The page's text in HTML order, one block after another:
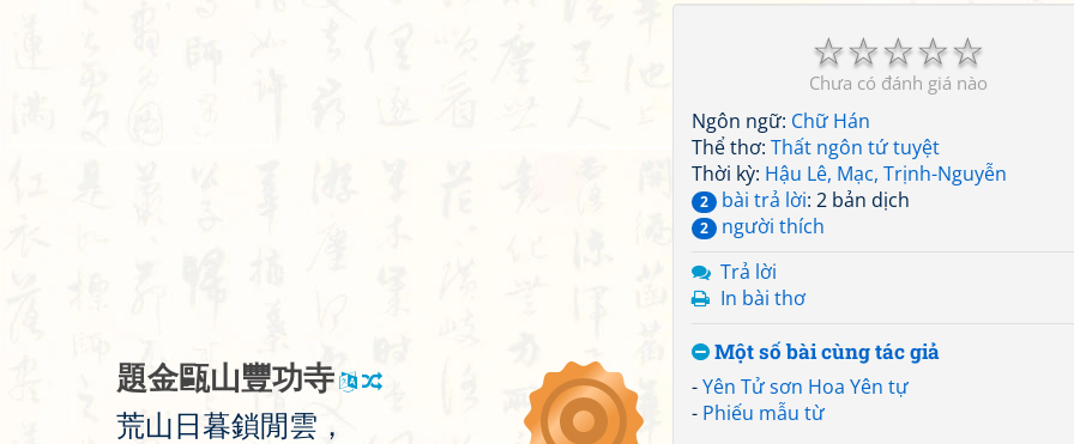
☆
☆
☆
☆
☆
Chưa có đánh giá nào
Ngôn ngữ: Chữ Hán
Thể thơ: Thất ngôn tứ tuyệt
Thời kỳ: Hậu Lê, Mạc, Trịnh-Nguyễn
2 bài trả lời: 2 bản dịch
2
người thích
Trả lời
In bài thơ
Một số bài cùng tác giả
-Yên Tử sơn Hoa Yên tự
- Phiếu mẫu từ
題金甌山豐功寺
荒山 日 暮鎖閒雲 ，